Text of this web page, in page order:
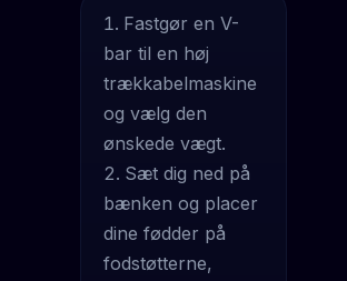
Fastgør en V-
bar til en høj
trækkabelmaskine
og vælg den
ønskede vægt.
Sæt dig ned på
bænken og placer
dine fødder på
fodstøtterne,